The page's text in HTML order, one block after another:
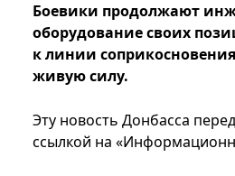
Боевики продолжают
оборудование своих
к линии
живую силу.
Эту новость Донбасса
ссылкой на